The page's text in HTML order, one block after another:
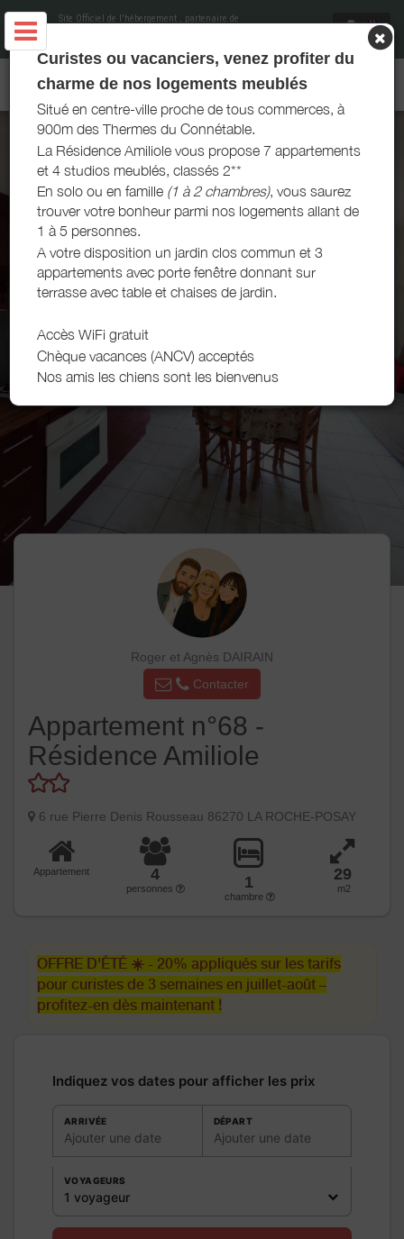
Site Officiel de l'hébergement , partenaire de
AMILIOLE LOCATIONS - LA ROCHE-POSAY
Curistes ou vacanciers, venez profiter du
charme de nos logements meublés
Situé en centre-ville proche de tous commerces, à
900m des Thermes du Connétable.
La Résidence Amiliole vous propose 7 appartements
et 4 studios meublés, classés 2**
En solo ou en famille (1 à 2 chambres), vous saurez
trouver votre bonheur parmi nos logements allant de
1 à 5 personnes.
A votre disposition un jardin clos commun et 3
appartements avec porte fenêtre donnant sur
terrasse avec table et chaises de jardin.
Accès WiFi gratuit
Chèque vacances (ANCV) acceptés
Nos amis les chiens sont les bienvenus
Roger et Agnès DAIRAIN
Contacter
Appartement n°68 -
Résidence Amiliole
6 rue Pierre Denis Rousseau 86270 LA ROCHE-POSAY
Appartement 4
personnes 1
chambre
29
m2
OFFRE D'ÉTÉ ☀️ - 20% appliqués sur les tarifs
pour curistes de 3 semaines en juillet-août –
profitez-en dès maintenant !
Indiquez vos dates pour afficher les prix
ARRIVÉE
Ajouter une date
DÉPART
Ajouter une date
VOYAGEURS
1 voyageur